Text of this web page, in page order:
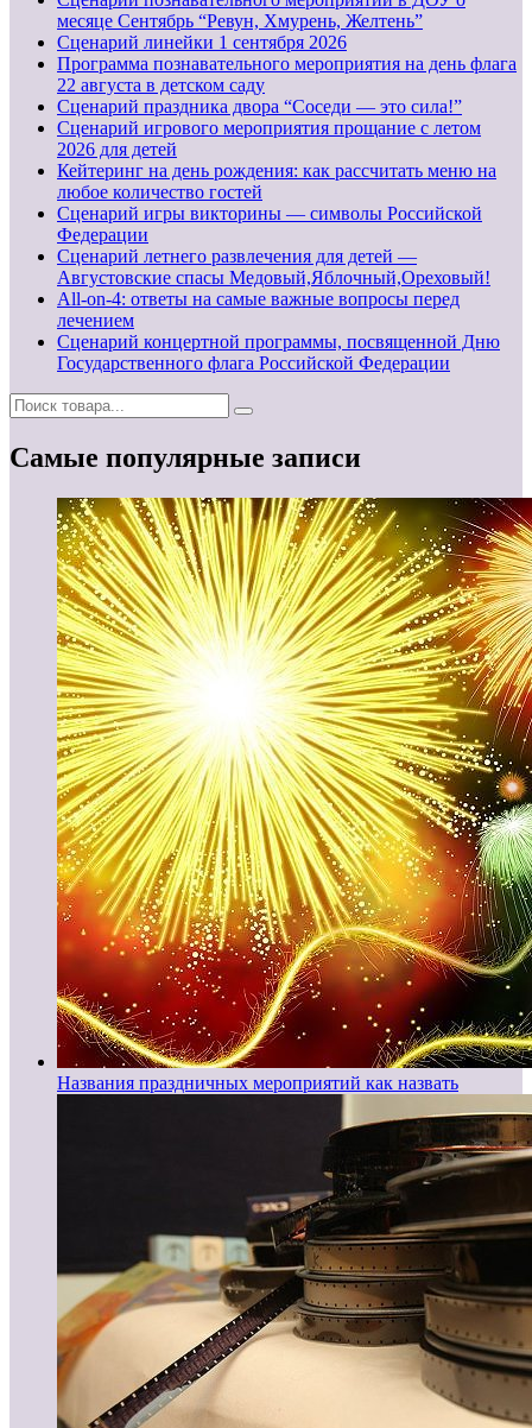
месяце Сентябрь “Ревун, Хмурень, Желтень”
Cценарий линейки 1 сентября 2026
Программа познавательного мероприятия на день флага
22 августа в детском саду
Сценарий праздника двора “Соседи — это сила!”
Сценарий игрового мероприятия прощание с летом
2026 для детей
Кейтеринг на день рождения: как рассчитать меню на
любое количество гостей
Сценарий игры викторины — символы Российской
Федерации
Сценарий летнего развлечения для детей —
Августовские спасы Медовый,Яблочный,Ореховый!
All-on-4: ответы на самые важные вопросы перед
лечением
Сценарий концертной программы, посвященной Дню
Государственного флага Российской Федерации
Самые популярные записи
Названия праздничных мероприятий как назвать